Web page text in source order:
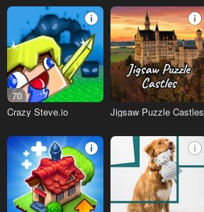
70
Crazy Steve.io
Jigsaw Puzzle Castles